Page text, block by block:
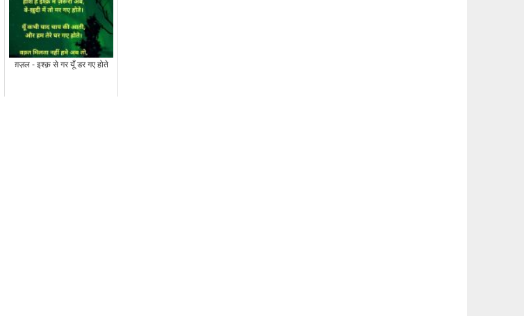
ग़ज़ल - इश्क़ से गर यूँ डर गए होते